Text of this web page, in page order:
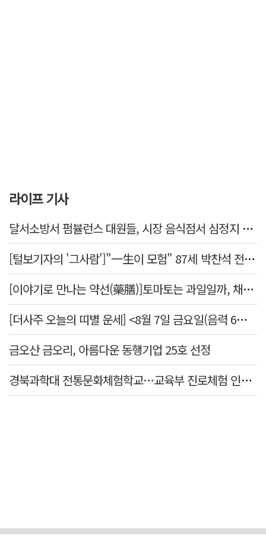
라이프 기사
달서소방서 펌뷸런스 대원들, 시장 음식점서 심정지 환자 생명 살려
[털보기자의 '그사람']"一生이 모험" 87세 박찬석 전 경북대 총장
[이야기로 만나는 약선(藥膳)]토마토는 과일일까, 채소일까
[더사주 오늘의 띠별 운세] <8월 7일 금요일(음력 6월25일)>
금오산 금오리, 아름다운 동행기업 25호 선정
경북과학대 전통문화체험학교…교육부 진로체험 인증기관 선정